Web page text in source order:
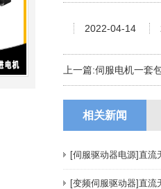
2022-04-14
上一篇:伺服电机一套
相关新闻
[伺服驱动器电源]直流
[变频伺服驱动器]直流